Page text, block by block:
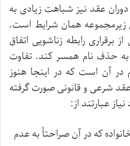
عقد نیز شباهت زیادی به
زیرمجموعه همان شرایط است.
رابطه زناشویی اتفاق
به حذف نام همسر کند. تفاوت
آن است که در اینجا هنوز
شرعی و قانونی صورت گرفته
عبارتند از:
که در آن صراحتاً به عدم